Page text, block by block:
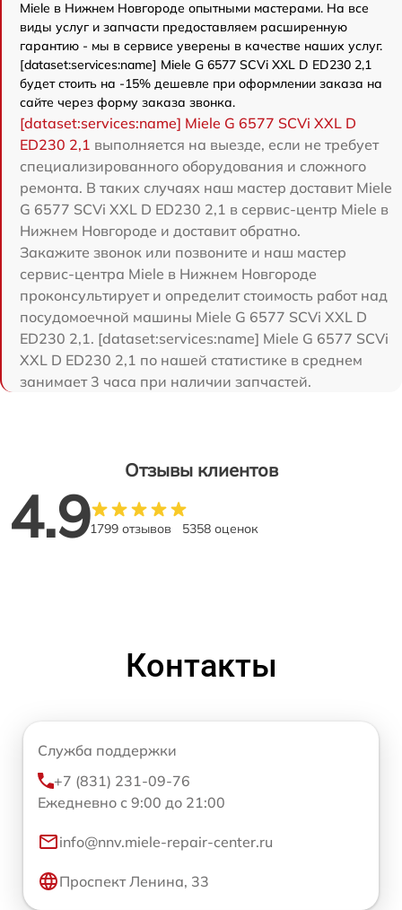
Miele в Нижнем Новгороде опытными мастерами. На все
виды услуг и запчасти предоставляем расширенную
гарантию - мы в сервисе уверены в качестве наших услуг.
[dataset:services:name] Miele G 6577 SCVi XXL D ED230 2,1
будет стоить на -15% дешевле при оформлении заказа на
сайте через форму заказа звонка.
[dataset:services:name] Miele G 6577 SCVi XXL D
ED230 2,1 выполняется на выезде, если не требует
специализированного оборудования и сложного
ремонта. В таких случаях наш мастер доставит Miele
G 6577 SCVi XXL D ED230 2,1 в сервис-центр Miele в
Нижнем Новгороде и доставит обратно.
Закажите звонок или позвоните и наш мастер
сервис-центра Miele в Нижнем Новгороде
проконсультирует и определит стоимость работ над
посудомоечной машины Miele G 6577 SCVi XXL D
ED230 2,1. [dataset:services:name] Miele G 6577 SCVi
XXL D ED230 2,1 по нашей статистике в среднем
занимает 3 часа при наличии запчастей.
Отзывы клиентов
4.91799 отзывов 5358 оценок
Контакты
Служба поддержки
+7 (831) 231-09-76
Ежедневно с 9:00 до 21:00
info@nnv.miele-repair-center.ru
Проспект Ленина, 33